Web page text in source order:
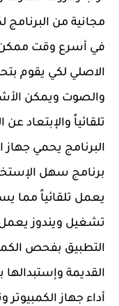
مجانية من
في أسرع وقت ممكن،
الاصلي لكي يقوم
والصوت ويمكن
تلقائياً والإبتعاد
البرنامج يحمي
برنامج سهل
يعمل تلقائياً مما
تشغيل ويندوز
التطبيق بفحص
القديمة
أداء جهاز